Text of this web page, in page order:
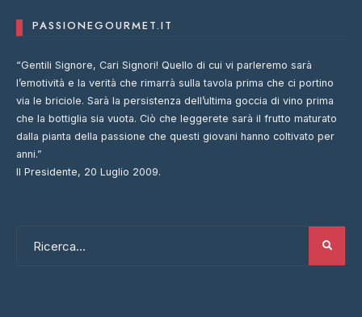
PASSIONEGOURMET.IT
“Gentili Signore, Cari Signori! Quello di cui vi parleremo sarà
l’emotività e la verità che rimarrà sulla tavola prima che ci portino
via le briciole. Sarà la persistenza dell’ultima goccia di vino prima
che la bottiglia sia vuota. Ciò che leggerete sarà il frutto maturato
dalla pianta della passione che questi giovani hanno coltivato per
anni.”
Il Presidente, 20 Luglio 2009.